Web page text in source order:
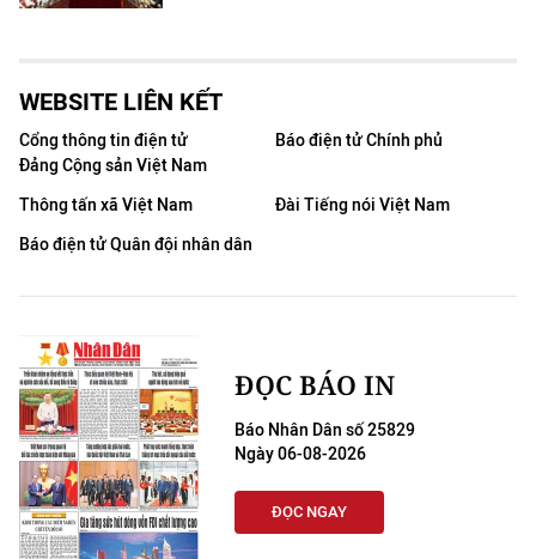
WEBSITE LIÊN KẾT
Cổng thông tin điện tử
Đảng Cộng sản Việt Nam
Báo điện tử Chính phủ
Thông tấn xã Việt Nam
Đài Tiếng nói Việt Nam
Báo điện tử Quân đội nhân dân
ĐỌC BÁO IN
Báo Nhân Dân số 25829
Ngày 06-08-2026
ĐỌC NGAY